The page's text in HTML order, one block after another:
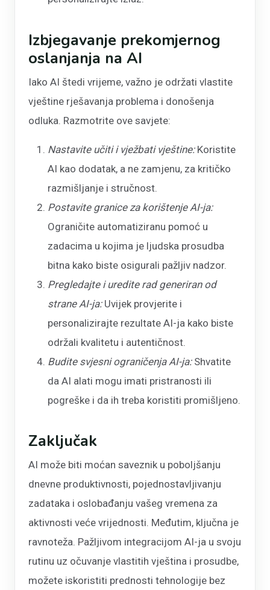
Izbjegavanje prekomjernog
oslanjanja na AI
Iako AI štedi vrijeme, važno je održati vlastite
vještine rješavanja problema i donošenja
odluka. Razmotrite ove savjete:
Nastavite učiti i vježbati vještine:Koristite
AI kao dodatak, a ne zamjenu, za kritičko
razmišljanje i stručnost.
Postavite granice za korištenje AI-ja:
Ograničite automatiziranu pomoć u
zadacima u kojima je ljudska prosudba
bitna kako biste osigurali pažljiv nadzor.
Pregledajte i uredite rad generiran od
strane AI-ja:Uvijek provjerite i
personalizirajte rezultate AI-ja kako biste
održali kvalitetu i autentičnost.
Budite svjesni ograničenja AI-ja:Shvatite
da AI alati mogu imati pristranosti ili
pogreške i da ih treba koristiti promišljeno.
Zaključak
AI može biti moćan saveznik u poboljšanju
dnevne produktivnosti, pojednostavljivanju
zadataka i oslobađanju vašeg vremena za
aktivnosti veće vrijednosti. Međutim, ključna je
ravnoteža. Pažljivom integracijom AI-ja u svoju
rutinu uz očuvanje vlastitih vještina i prosudbe,
možete iskoristiti prednosti tehnologije bez